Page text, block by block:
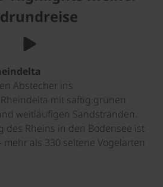
Abstecher ins
mit saftig grünen
weitläufigen Sandstränden.
des Rheins in den Bodensee ist
mehr als 330 seltene Vogelarten